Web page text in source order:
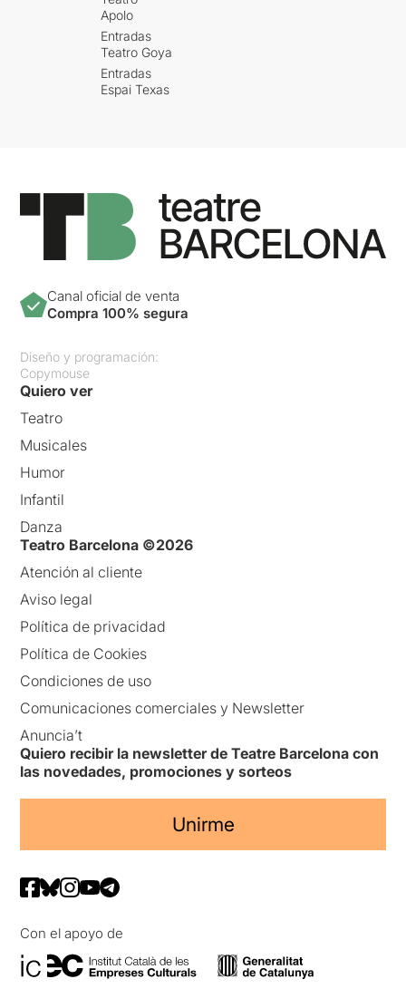
Apolo
Entradas
Teatro Goya
Entradas
Espai Texas
Canal oficial de venta
Compra 100% segura
Diseño y programación:
Copymouse
Quiero ver
Teatro
Musicales
Humor
Infantil
Danza
Teatro Barcelona ©2026
Atención al cliente
Aviso legal
Política de privacidad
Política de Cookies
Condiciones de uso
Comunicaciones comerciales y Newsletter
Anuncia’t
Quiero recibir la newsletter de Teatre Barcelona con
las novedades, promociones y sorteos
Unirme
Con el apoyo de